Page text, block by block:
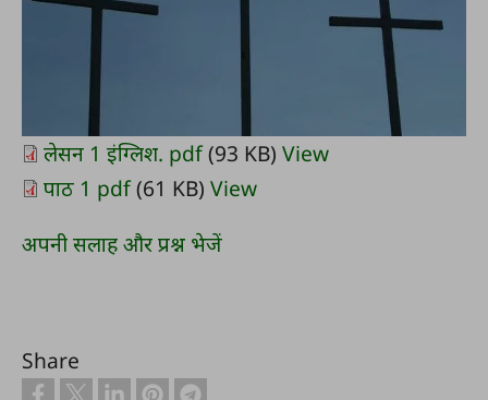
लेसन 1 इंग्लिश. pdf(93 KB) View
पाठ 1 pdf(61 KB) View
अपनी सलाह और प्रश्न भेजें
Share